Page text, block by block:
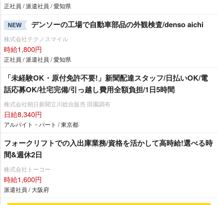
正社員 / 派遣社員 / 愛知県
NEW デンソーの工場で自動車部品の外観検査/denso aichi
株式会社テクノスマイル
時給1,800円
正社員 / 派遣社員 / 愛知県
「未経験OK・原付免許不要!」新聞配達スタッフ/日払いOK/電
話応募OK/社宅完備/引っ越し費用全額負担/1日5時間
株式会社朝日新聞立川総合販売 田園調布
日給8,340円
アルバイト・パート / 東京都
フォークリフトでの入出庫業務/資格を活かして高時給!選べる時
間&週休2日
株式会社トーコー
時給1,600円
派遣社員 / 大阪府